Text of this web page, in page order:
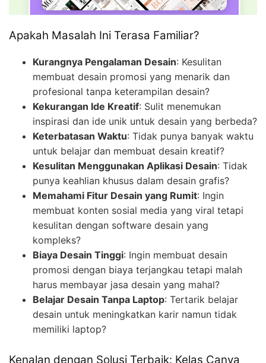
Apakah Masalah Ini Terasa Familiar?
Kurangnya Pengalaman Desain: Kesulitan
membuat desain promosi yang menarik dan
profesional tanpa keterampilan desain?
Kekurangan Ide Kreatif: Sulit menemukan
inspirasi dan ide unik untuk desain yang berbeda?
Keterbatasan Waktu: Tidak punya banyak waktu
untuk belajar dan membuat desain kreatif?
Kesulitan Menggunakan Aplikasi Desain: Tidak
punya keahlian khusus dalam desain grafis?
Memahami Fitur Desain yang Rumit: Ingin
membuat konten sosial media yang viral tetapi
kesulitan dengan software desain yang
kompleks?
Biaya Desain Tinggi: Ingin membuat desain
promosi dengan biaya terjangkau tetapi malah
harus membayar jasa desain yang mahal?
Belajar Desain Tanpa Laptop: Tertarik belajar
desain untuk meningkatkan karir namun tidak
memiliki laptop?
Kenalan dengan Solusi Terbaik: Kelas Canva